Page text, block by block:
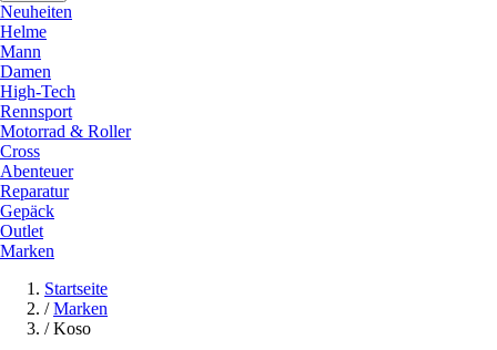
Neuheiten
Helme
Mann
Damen
High-Tech
Rennsport
Motorrad & Roller
Cross
Abenteuer
Reparatur
Gepäck
Outlet
Marken
Startseite
/ Marken
/ Koso